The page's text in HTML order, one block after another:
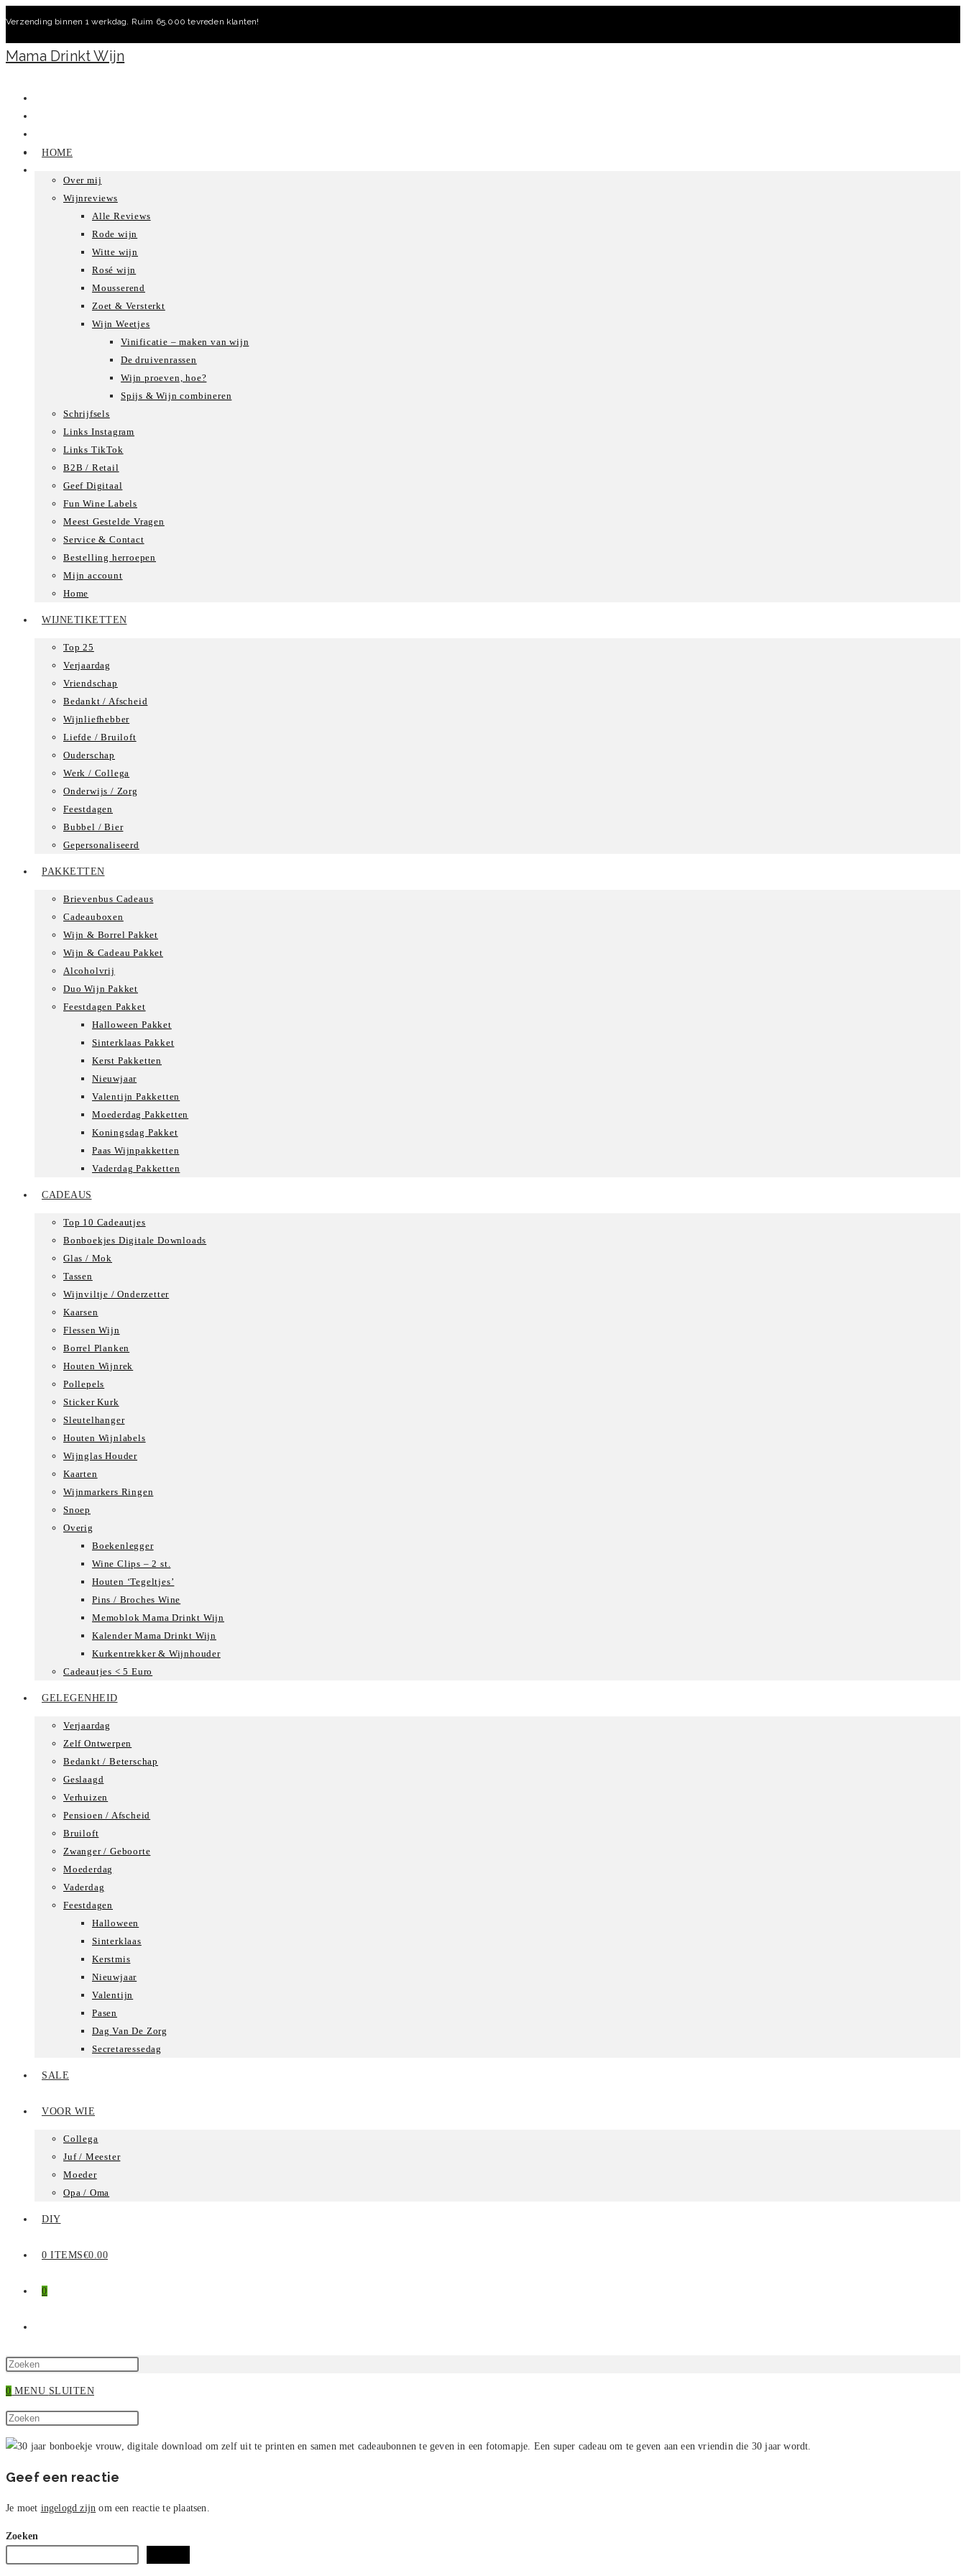
inhoud
Verzending binnen 1 werkdag. Ruim 65.000 tevreden klanten!
Mama Drinkt Wijn
HOME
Over mij
Wijnreviews
Alle Reviews
Rode wijn
Witte wijn
Rosé wijn
Mousserend
Zoet & Versterkt
Wijn Weetjes
Vinificatie – maken van wijn
De druivenrassen
Wijn proeven, hoe?
Spijs & Wijn combineren
Schrijfsels
Links Instagram
Links TikTok
B2B / Retail
Geef Digitaal
Fun Wine Labels
Meest Gestelde Vragen
Service & Contact
Bestelling herroepen
Mijn account
Home
WIJNETIKETTEN
Top 25
Verjaardag
Vriendschap
Bedankt / Afscheid
Wijnliefhebber
Liefde / Bruiloft
Ouderschap
Werk / Collega
Onderwijs / Zorg
Feestdagen
Bubbel / Bier
Gepersonaliseerd
PAKKETTEN
Brievenbus Cadeaus
Cadeauboxen
Wijn & Borrel Pakket
Wijn & Cadeau Pakket
Alcoholvrij
Duo Wijn Pakket
Feestdagen Pakket
Halloween Pakket
Sinterklaas Pakket
Kerst Pakketten
Nieuwjaar
Valentijn Pakketten
Moederdag Pakketten
Koningsdag Pakket
Paas Wijnpakketten
Vaderdag Pakketten
CADEAUS
Top 10 Cadeautjes
Bonboekjes Digitale Downloads
Glas / Mok
Tassen
Wijnviltje / Onderzetter
Kaarsen
Flessen Wijn
Borrel Planken
Houten Wijnrek
Pollepels
Sticker Kurk
Sleutelhanger
Houten Wijnlabels
Wijnglas Houder
Kaarten
Wijnmarkers Ringen
Snoep
Overig
Boekenlegger
Wine Clips – 2 st.
Houten ‘Tegeltjes’
Pins / Broches Wine
Memoblok Mama Drinkt Wijn
Kalender Mama Drinkt Wijn
Kurkentrekker & Wijnhouder
Cadeautjes < 5 Euro
GELEGENHEID
Verjaardag
Zelf Ontwerpen
Bedankt / Beterschap
Geslaagd
Verhuizen
Pensioen / Afscheid
Bruiloft
Zwanger / Geboorte
Moederdag
Vaderdag
Feestdagen
Halloween
Sinterklaas
Kerstmis
Nieuwjaar
Valentijn
Pasen
Dag Van De Zorg
Secretaressedag
SALE
VOOR WIE
Collega
Juf / Meester
Moeder
Opa / Oma
DIY
0 ITEMS€0.00
0
ZOEKEN
zoekpaneel
0 MENU SLUITEN
Zoek
op
site
Escape
zoekpaneel
sluiten.
Geef een reactie
Je moet ingelogd zijn om een reactie te plaatsen.
Zoeken